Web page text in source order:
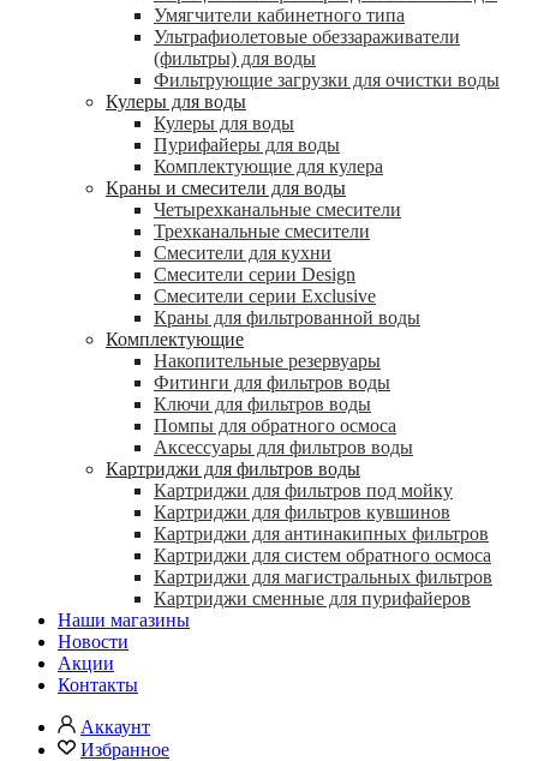
Умягчители кабинетного типа
Ультрафиолетовые обеззараживатели
(фильтры) для воды
Фильтрующие загрузки для очистки воды
Кулеры для воды
Кулеры для воды
Пурифайеры для воды
Комплектующие для кулера
Краны и смесители для воды
Четырехканальные смесители
Трехканальные смесители
Смесители для кухни
Смесители серии Design
Смесители серии Exclusive
Краны для фильтрованной воды
Комплектующие
Накопительные резервуары
Фитинги для фильтров воды
Ключи для фильтров воды
Помпы для обратного осмоса
Аксессуары для фильтров воды
Картриджи для фильтров воды
Картриджи для фильтров под мойку
Картриджи для фильтров кувшинов
Картриджи для антинакипных фильтров
Картриджи для систем обратного осмоса
Картриджи для магистральных фильтров
Картриджи сменные для пурифайеров
Наши магазины
Новости
Акции
Контакты
Аккаунт
Избранное